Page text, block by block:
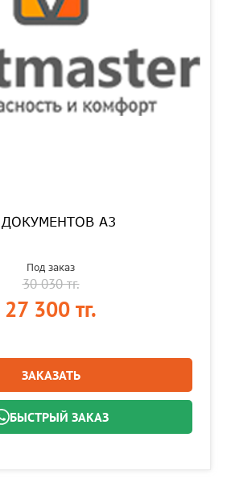
А3
Под заказ
30 030 тг.
27 300 тг.
ЗАКАЗАТЬ
БЫСТРЫЙ ЗАКАЗ